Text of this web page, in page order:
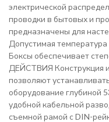
электрической
проводки в бытовых и
предназначены для
Допустимая
Боксы обеспечивает
ДЕЙСТВИЯ Конструкция
позволяют
оборудование глубиной
удобной кабельной
съемной рамой с DIN-